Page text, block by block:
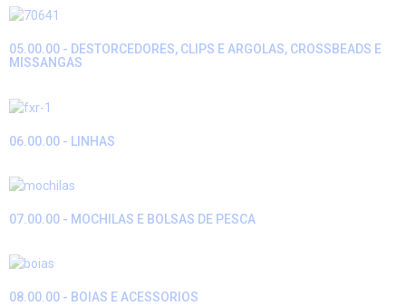
05.00.00 - DESTORCEDORES, CLIPS E ARGOLAS, CROSSBEADS E
MISSANGAS
06.00.00 - LINHAS
07.00.00 - MOCHILAS E BOLSAS DE PESCA
08.00.00 - BOIAS E ACESSORIOS